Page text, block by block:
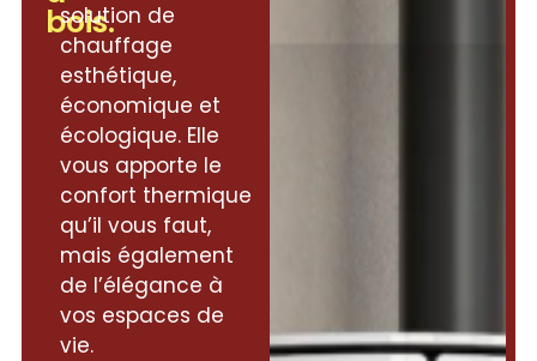
bois.
solution de
chauffage
esthétique,
économique et
écologique. Elle
vous apporte le
confort thermique
qu’il vous faut,
mais également
de l’élégance à
vos espaces de
vie.